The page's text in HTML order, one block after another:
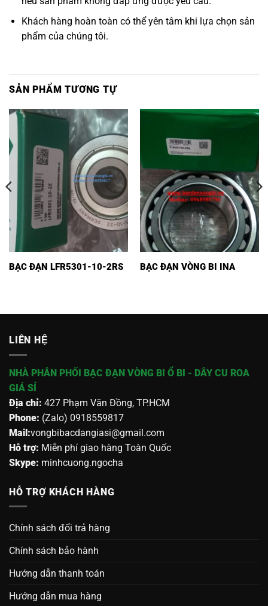
Khách hàng hoàn toàn có thể yên tâm khi lựa chọn sản
phẩm của chúng tôi.
SẢN PHẨM TƯƠNG TỰ
BẠC ĐẠN LFR5301-10-2RS BẠC ĐẠN VÒNG BI INA
LIÊN HỆ
NHÀ PHÂN PHỐI BẠC ĐẠN VÒNG BI Ổ BI - DÂY CU ROA
GIÁ SỈ
Địa chỉ: 427 Phạm Văn Đồng, TP.HCM
Phone: (Zalo) 0918559817
Mail:vongbibacdangiasi@gmail.com
Hỗ trợ: Miễn phí giao hàng Toàn Quốc
Skype: minhcuong.ngocha
HỖ TRỢ KHÁCH HÀNG
Chính sách đổi trả hàng
Chính sách bảo hành
Hướng dẫn thanh toán
Hướng dẫn mua hàng